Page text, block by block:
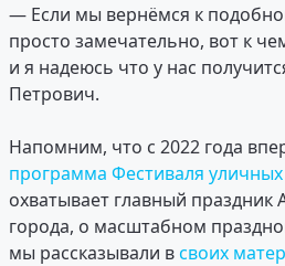
— Если мы вернёмся к
просто замечательно, вот к
и я надеюсь что у нас
Петрович.
Напомним, что с 2022 года
программа Фестиваля уличных
охватывает главный праздник
города, о масштабном
мы рассказывали всвоих